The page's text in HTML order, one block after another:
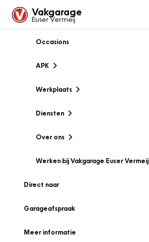
Vakgarage
Euser Vermeij
Occasions
APK
Werkplaats
Diensten
Over ons
Werken bij Vakgarage Euser Vermeij
Direct naar
Garageafspraak
Meer informatie